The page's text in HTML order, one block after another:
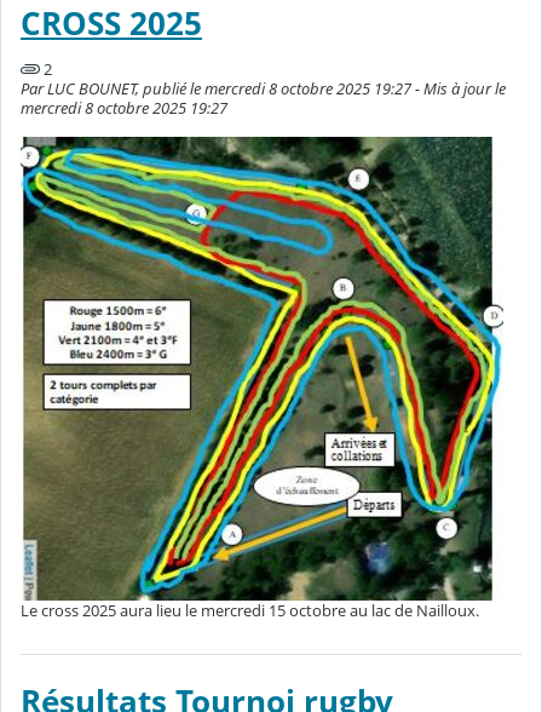
CROSS 2025
2
Par LUC BOUNET, publié le mercredi 8 octobre 2025 19:27 - Mis à jour le
mercredi 8 octobre 2025 19:27
Le cross 2025 aura lieu le mercredi 15 octobre au lac de Nailloux.
Résultats Tournoi rugby